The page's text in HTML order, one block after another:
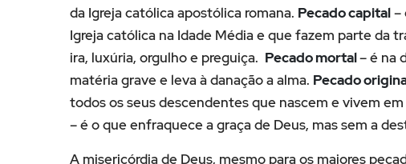
da Igreja católica apostólica romana. Pecado capital–
Igreja católica na Idade Média e que fazem parte da
ira, luxúria, orgulho e preguiça. Pecado mortal– é na
matéria grave e leva à danação a alma. Pecado
todos os seus descendentes que nascem e vivem
– é o que enfraquece a graça de Deus, mas sem a
A misericórdia de Deus, mesmo para os maiores